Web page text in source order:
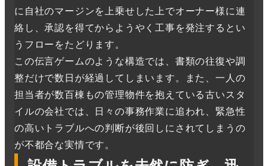
に自社のマージンを上乗せした上でオーナー様に連
絡し、承認を得てからようやく工事を発注するとい
うフローをたどります。
この伝言ゲームのような構造では、書類の往復や調
整だけで数日が経過してしまいます。また、一人の
担当者が数百棟もの管理物件を抱えている古いスタ
イルの会社では、日々の事務作業に追われ、緊急性
の高いトラブルへの判断が後回しにされてしまうの
が不都合な実情です。